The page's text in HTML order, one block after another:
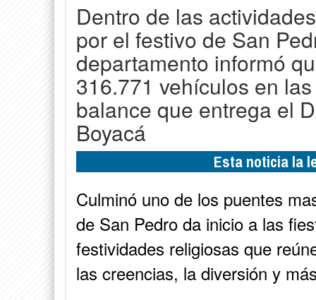
Dentro de las
por el festivo de San
departamento informó
316.771 vehículos en
balance que entrega el
Boyacá
Esta noticia la
Culminó uno de los puentes
de San Pedro da inicio a las
festividades religiosas que
las creencias, la diversión y